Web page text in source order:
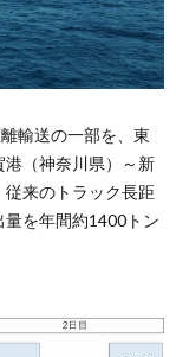
輸送の一部を、東
（神奈川県）～新
従来のトラック長距
を年間約1400トン